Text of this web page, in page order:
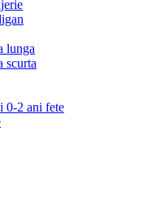
lunga
scurta
0-2 ani fete